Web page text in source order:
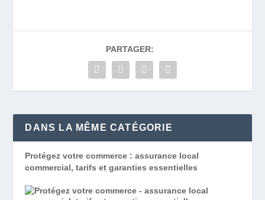
PARTAGER:
DANS LA MÊME CATÉGORIE
Protégez votre commerce : assurance local
commercial, tarifs et garanties essentielles